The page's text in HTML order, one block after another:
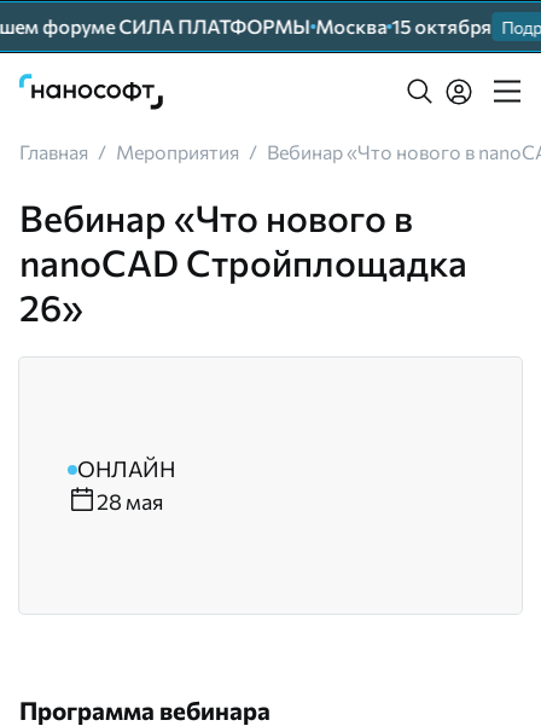
форуме СИЛА ПЛАТФОРМЫ Москва 15 октября
Главная / Мероприятия / Вебинар «Что нового в
Вебинар «Что нового в
nanoCAD Стройплощадка
26»
ОНЛАЙН
28 мая
Программа вебинара